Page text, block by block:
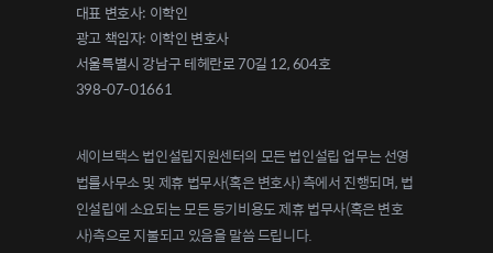
대표 변호사: 이학인
광고 책임자: 이학인 변호사
서울특별시 강남구 테헤란로 70길 12, 604호
398-07-01661
세이브택스 법인설립지원센터의 모든 법인설립 업무는 선영
법률사무소 및 제휴 법무사(혹은 변호사) 측에서 진행되며, 법
인설립에 소요되는 모든 등기비용도 제휴 법무사(혹은 변호
사)측으로 지불되고 있음을 말씀 드립니다.